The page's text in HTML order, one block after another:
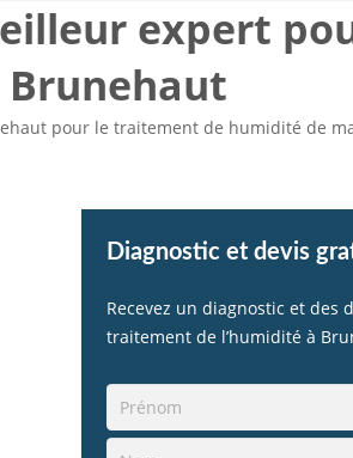
expert
pour le traitement de humidité de
Diagnostic et devis
Recevez un diagnostic et des
traitement de l’humidité à